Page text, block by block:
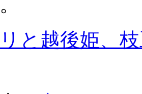
と越後姫、